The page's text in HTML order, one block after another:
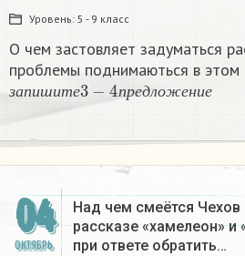
Уровень: 5 - 9 класс
О чем застовляет задуматься
проблемы поднимаються в этом
з а п и ш и т е п р е дл о ж е н и е
запишите3−4предложение
04
ОКТЯБРЬ
Над чем смеётся Чехов
рассказе «хамелеон»
при ответе обратить…